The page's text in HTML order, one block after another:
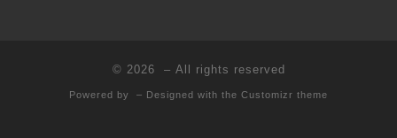
© 2026 – All rights reserved
Powered by – Designed with the Customizr theme